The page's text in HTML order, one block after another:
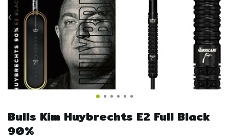
Bulls Kim Huybrechts E2 Full Black
90%